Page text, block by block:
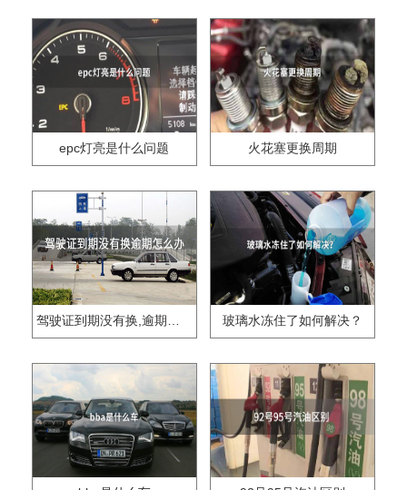
epc灯亮是什么问题 火花塞更换周期
驾驶证到期没有换,逾期怎么办?? 玻璃水冻住了如何解决？